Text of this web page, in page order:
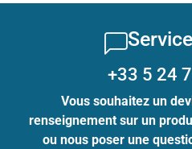
+33 5 24
Vous souhaitez un
renseignement sur un
ou nous poser une